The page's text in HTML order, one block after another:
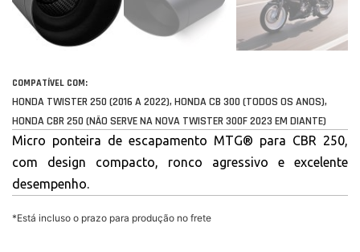
COMPATÍVEL COM:
HONDA TWISTER 250 (2016 A 2022), HONDA CB 300 (TODOS OS ANOS),
HONDA CBR 250 (NÃO SERVE NA NOVA TWISTER 300F 2023 EM DIANTE)
Micro ponteira de escapamento MTG® para CBR 250,
com design compacto, ronco agressivo e excelente
desempenho.
*Está incluso o prazo para produção no frete